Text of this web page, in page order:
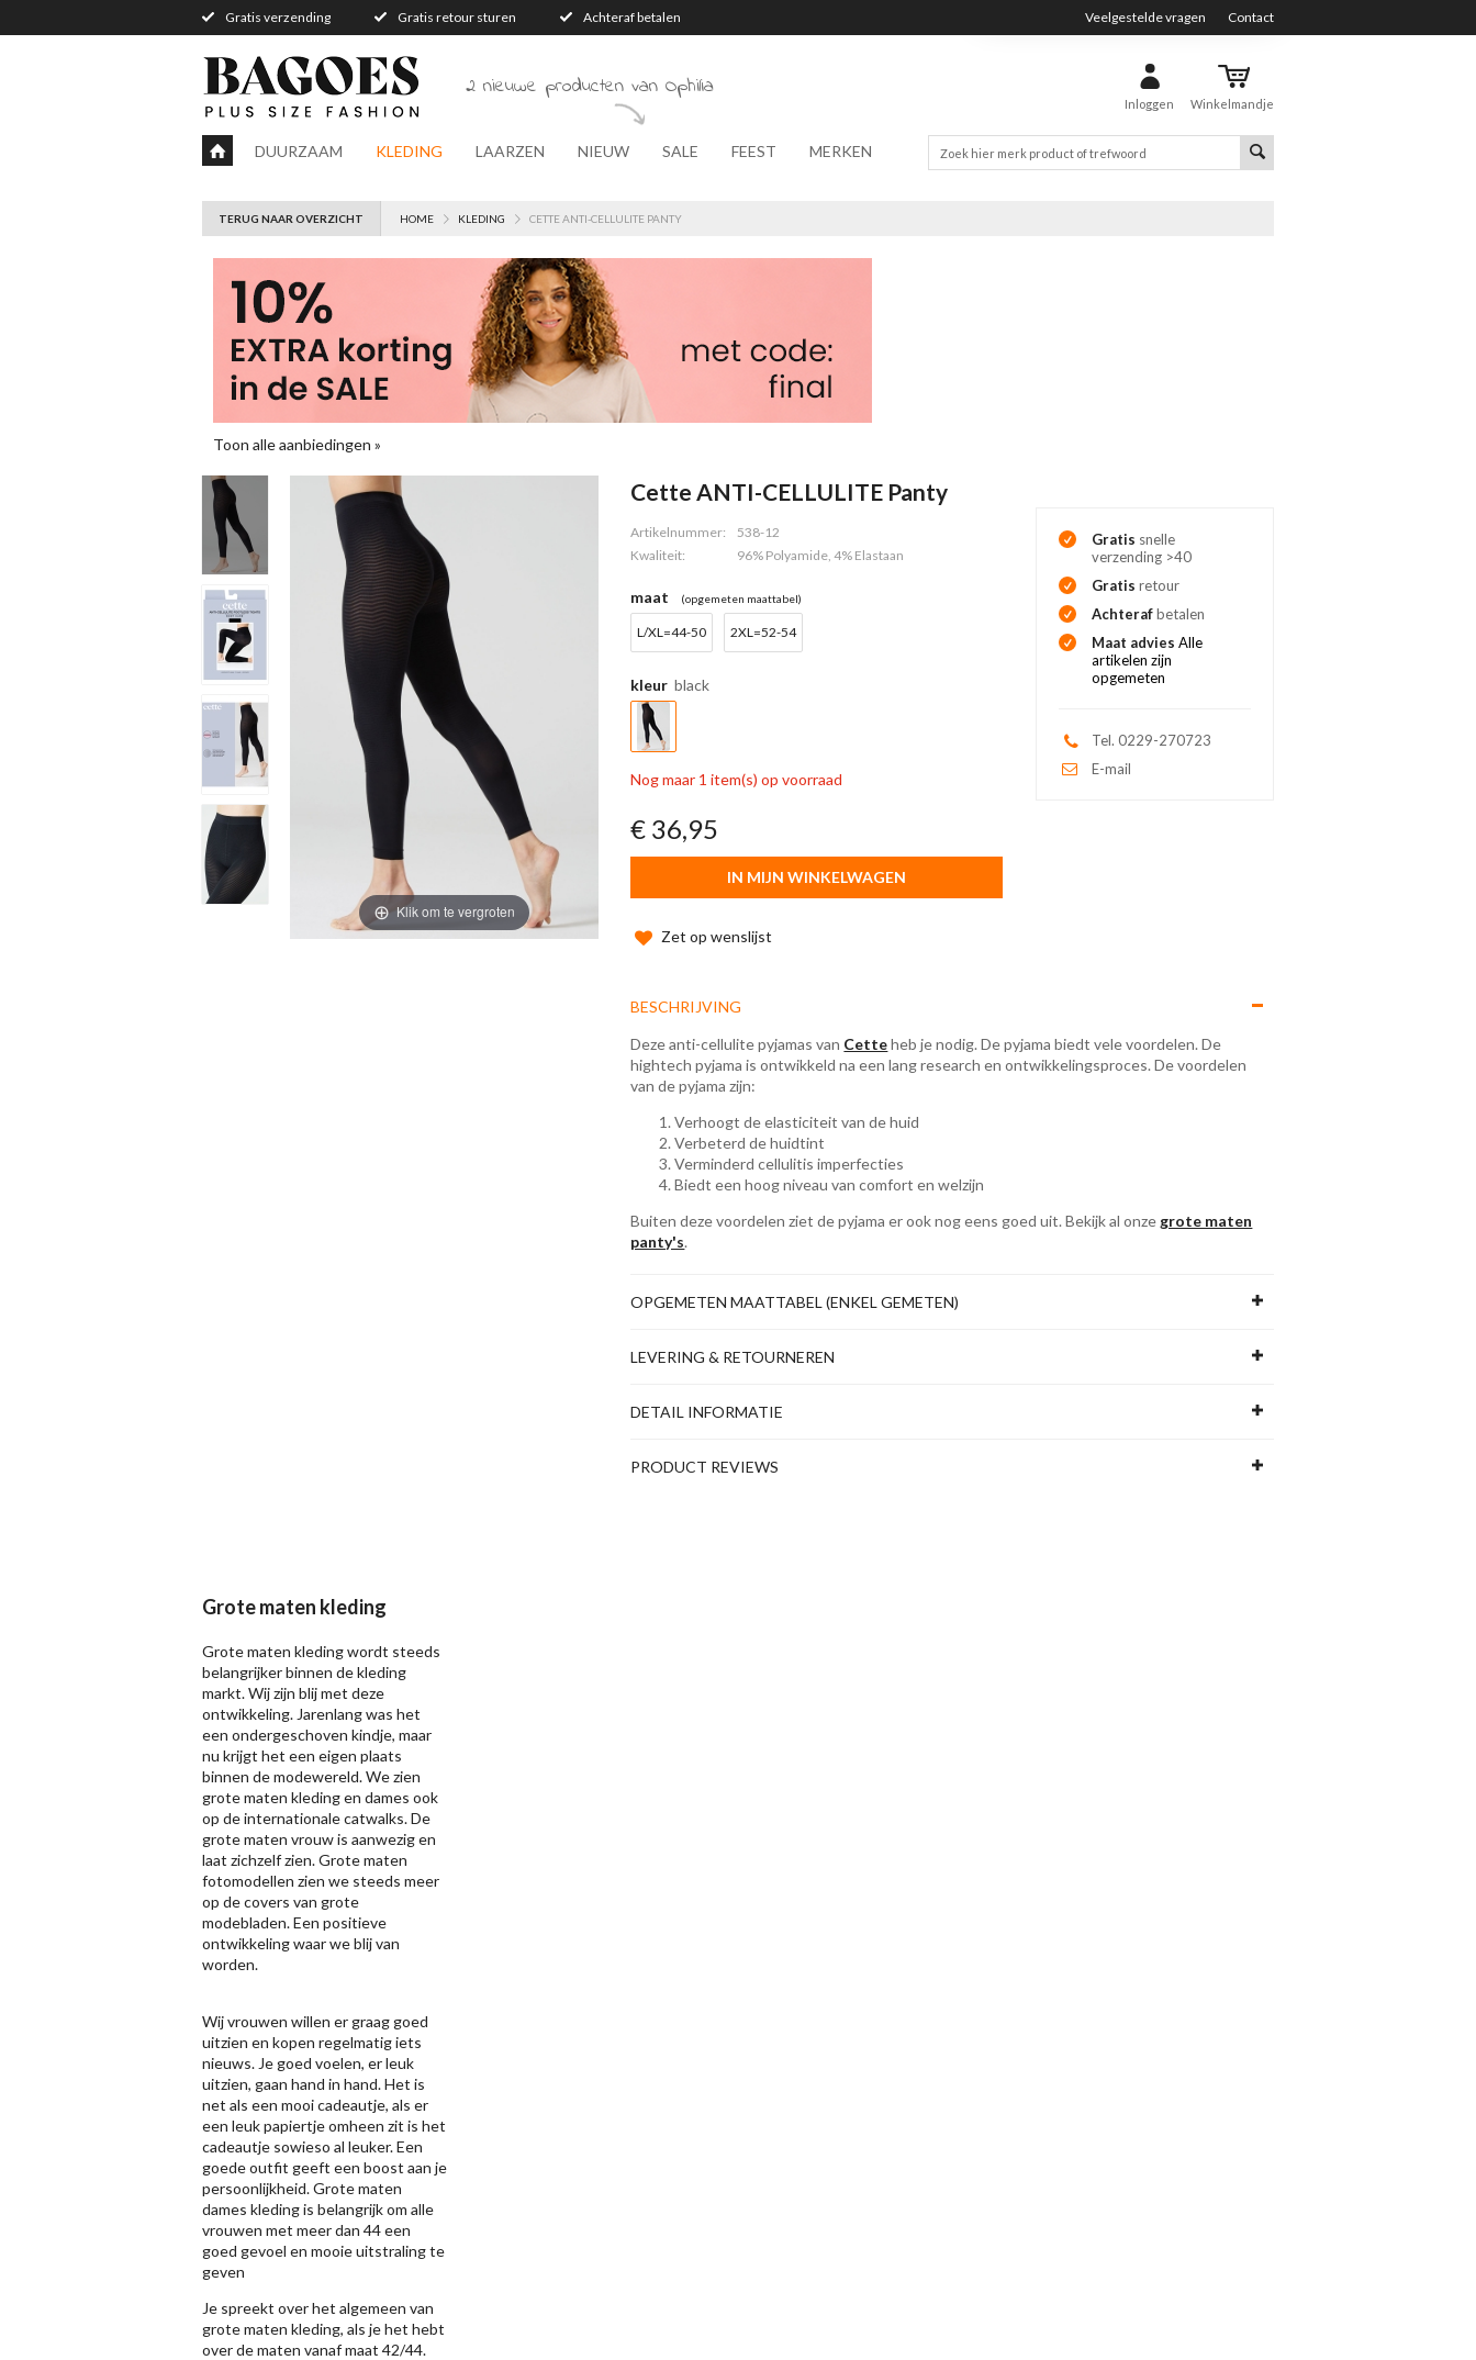
Gratis verzending Gratis retour sturen Achteraf betalen Veelgestelde vragen Contact
Inloggen Winkelmandje
2 nieuwe producten van Ophilia
DUURZAAM KLEDING LAARZEN NIEUW SALE FEEST MERKEN
TERUG NAAR OVERZICHT HOME KLEDING CETTE ANTI-CELLULITE PANTY
Toon alle aanbiedingen »
Klik om te vergroten
Cette ANTI-CELLULITE Panty
Artikelnummer:
538-12
Kwaliteit:
96% Polyamide, 4% Elastaan
maat (opgemeten maattabel)
L/XL=44-50 2XL=52-54
kleur black
Nog maar 1 item(s) op voorraad
€ 36,95
IN MIJN WINKELWAGEN
Zet op wenslijst
Gratis snelle
verzending >40
Gratis retour
Achterafbetalen
Maat adviesAlle
artikelen zijn
opgemeten
Tel. 0229-270723
E-mail
BESCHRIJVING
Deze anti-cellulite pyjamas van Cetteheb je nodig. De pyjama biedt vele voordelen. De
hightech pyjama is ontwikkeld na een lang research en ontwikkelingsproces. De voordelen
van de pyjama zijn:
​Verhoogt de elasticiteit van de huid
Verbeterd de huidtint
Verminderd cellulitis imperfecties
Biedt een hoog niveau van comfort en welzijn
Buiten deze voordelen ziet de pyjama er ook nog eens goed uit. Bekijk al onze grote maten
panty's.
OPGEMETEN MAATTABEL (ENKEL GEMETEN)
LEVERING & RETOURNEREN
DETAIL INFORMATIE
PRODUCT REVIEWS
Grote maten kleding
Grote maten kleding wordt steeds
belangrijker binnen de kleding
markt. Wij zijn blij met deze
ontwikkeling. Jarenlang was het
een ondergeschoven kindje, maar
nu krijgt het een eigen plaats
binnen de modewereld. We zien
grote maten kleding en dames ook
op de internationale catwalks. De
grote maten vrouw is aanwezig en
laat zichzelf zien. Grote maten
fotomodellen zien we steeds meer
op de covers van grote
modebladen. Een positieve
ontwikkeling waar we blij van
worden.
Wij vrouwen willen er graag goed
uitzien en kopen regelmatig iets
nieuws. Je goed voelen, er leuk
uitzien, gaan hand in hand. Het is
net als een mooi cadeautje, als er
een leuk papiertje omheen zit is het
cadeautje sowieso al leuker. Een
goede outfit geeft een boost aan je
persoonlijkheid. Grote maten
dames kleding is belangrijk om alle
vrouwen met meer dan 44 een
goed gevoel en mooie uitstraling te
geven
Je spreekt over het algemeen van
grote maten kleding, als je het hebt
over de maten vanaf maat 42/44.